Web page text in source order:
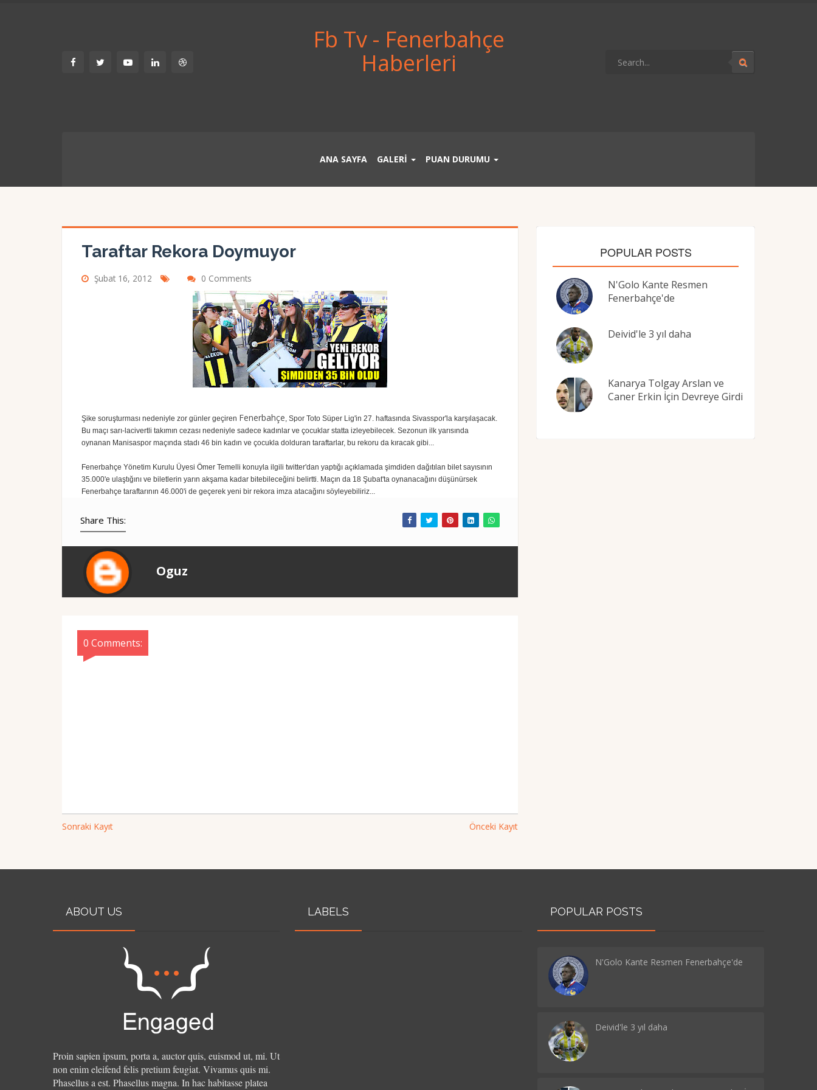
Fb Tv - Fenerbahçe
Haberleri
ANA SAYFA GALERİ PUAN DURUMU
Taraftar Rekora Doymuyor
Şubat 16, 2012 0 Comments
Şike soruşturması nedeniyle zor günler geçiren Fenerbahçe, Spor Toto Süper Lig'in 27. haftasında Sivasspor'la karşılaşacak.
Bu maçı sarı-lacivertli takımın cezası nedeniyle sadece kadınlar ve çocuklar statta izleyebilecek. Sezonun ilk yarısında
oynanan Manisaspor maçında stadı 46 bin kadın ve çocukla dolduran taraftarlar, bu rekoru da kıracak gibi...
Fenerbahçe Yönetim Kurulu Üyesi Ömer Temelli konuyla ilgili twitter'dan yaptığı açıklamada şimdiden dağıtılan bilet sayısının
35.000'e ulaştığını ve biletlerin yarın akşama kadar bitebileceğini belirtti. Maçın da 18 Şubat'ta oynanacağını düşünürsek
Fenerbahçe taraftarının 46.000'i de geçerek yeni bir rekora imza atacağını söyleyebiliriz...
Share This:
Oguz
0 Comments:
Sonraki Kayıt Önceki Kayıt
POPULAR POSTS
N'Golo Kante Resmen
Fenerbahçe'de
Deivid'le 3 yıl daha
Kanarya Tolgay Arslan ve
Caner Erkin İçin Devreye Girdi
ABOUT US
Proin sapien ipsum, porta a, auctor quis, euismod ut, mi. Ut
non enim eleifend felis pretium feugiat. Vivamus quis mi.
Phasellus a est. Phasellus magna. In hac habitasse platea
LABELS POPULAR POSTS
N'Golo Kante Resmen Fenerbahçe'de
Deivid'le 3 yıl daha